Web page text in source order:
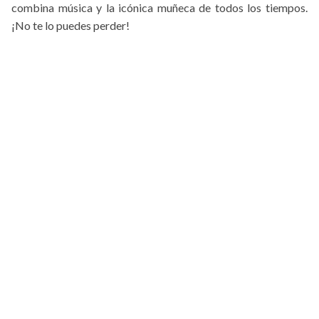
combina música y la icónica muñeca de todos los tiempos.
¡No te lo puedes perder!